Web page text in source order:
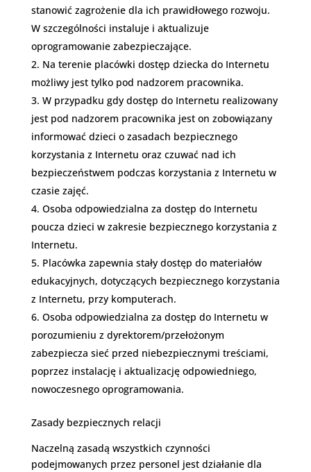
stanowić zagrożenie dla ich prawidłowego rozwoju.
W szczególności instaluje i aktualizuje
oprogramowanie zabezpieczające.
Na terenie placówki dostęp dziecka do Internetu
możliwy jest tylko pod nadzorem pracownika.
W przypadku gdy dostęp do Internetu realizowany
jest pod nadzorem pracownika jest on zobowiązany
informować dzieci o zasadach bezpiecznego
korzystania z Internetu oraz czuwać nad ich
bezpieczeństwem podczas korzystania z Internetu w
czasie zajęć.
Osoba odpowiedzialna za dostęp do Internetu
poucza dzieci w zakresie bezpiecznego korzystania z
Internetu.
Placówka zapewnia stały dostęp do materiałów
edukacyjnych, dotyczących bezpiecznego korzystania
z Internetu, przy komputerach.
Osoba odpowiedzialna za dostęp do Internetu w
porozumieniu z dyrektorem/przełożonym
zabezpiecza sieć przed niebezpiecznymi treściami,
poprzez instalację i aktualizację odpowiedniego,
nowoczesnego oprogramowania.
Zasady bezpiecznych relacji
Naczelną zasadą wszystkich czynności
podejmowanych przez personel jest działanie dla